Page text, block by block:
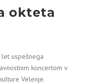
okteta
uspešnega
koncertom v
Velenje.